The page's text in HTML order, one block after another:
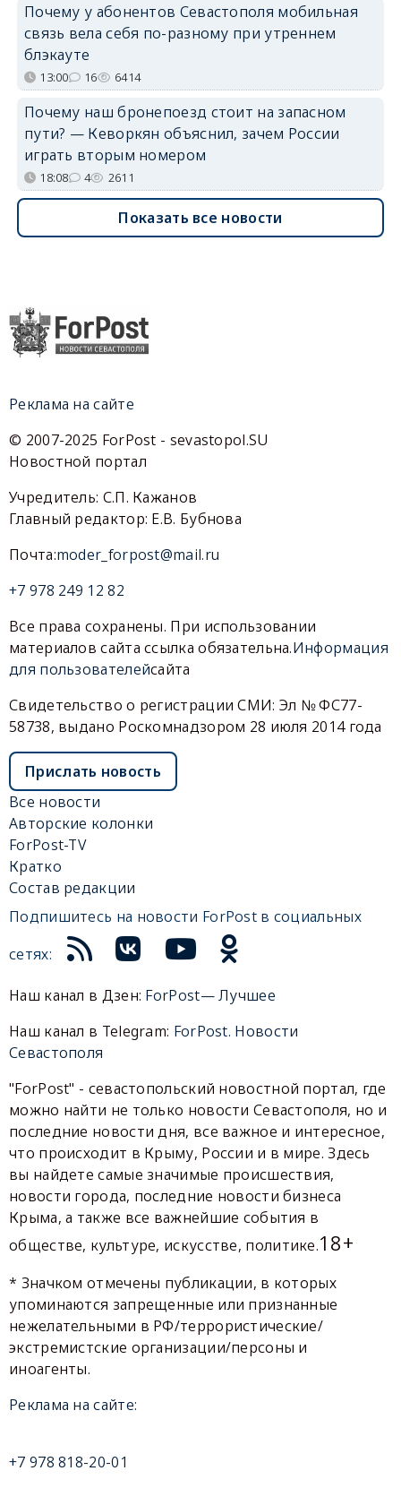
Почему у абонентов Севастополя мобильная
связь вела себя по-разному при утреннем
блэкауте
13:00 16 6414
Почему наш бронепоезд стоит на запасном
пути? — Кеворкян объяснил, зачем России
играть вторым номером
18:08 4 2611
Показать все новости
Реклама на сайте
© 2007-2025 ForPost - sevastopol.SU
Новостной портал
Учредитель: С.П. Кажанов
Главный редактор: Е.В. Бубнова
Почта:moder_forpost@mail.ru
+7 978 249 12 82
Все права сохранены. При использовании
материалов сайта ссылка обязательна.Информация
для пользователейсайта
Свидетельство о регистрации СМИ: Эл № ФС77-
58738, выдано Роскомнадзором 28 июля 2014 года
Прислать новость
Все новости
Авторские колонки
ForPost-TV
Кратко
Состав редакции
Подпишитесь на новости ForPost в социальных
сетях:
Наш канал в Дзен: ForPost— Лучшее
Наш канал в Telegram: ForPost. Новости
Севастополя
"ForPost" - севастопольский новостной портал, где
можно найти не только новости Севастополя, но и
последние новости дня, все важное и интересное,
что происходит в Крыму, России и в мире. Здесь
вы найдете самые значимые происшествия,
новости города, последние новости бизнеса
Крыма, а также все важнейшие события в
обществе, культуре, искусстве, политике.18+
* Значком отмечены публикации, в которых
упоминаются запрещенные или признанные
нежелательными в РФ/террористические/
экстремистские организации/персоны и
иноагенты.
Реклама на сайте:
+7 978 818-20-01